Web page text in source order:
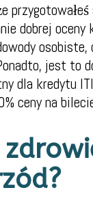
dobrej
jest to
dla kredytu
ceny na